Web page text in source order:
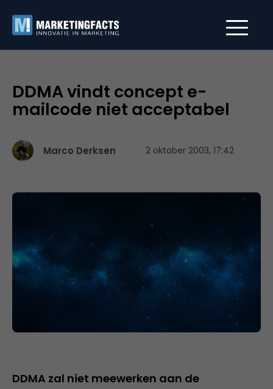
DDMA vindt concept e-
mailcode niet acceptabel
Marco Derksen 2 oktober 2003, 17:42
DDMA zal niet meewerken aan de